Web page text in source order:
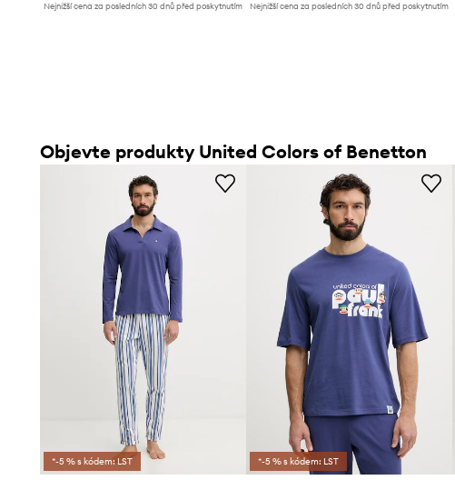
Nejnižší cena za posledních 30 dnů před poskytnutím
Nejnižší cena za posledních 30 dnů před poskytnutím
Objevte produkty United Colors of Benetton
*-5 % s kódem: LST *-5 % s kódem: LST